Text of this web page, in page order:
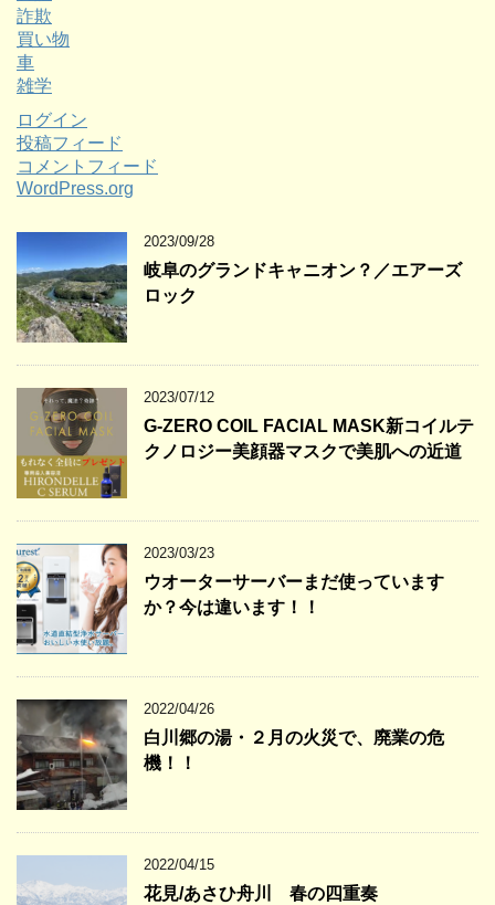
詐欺
買い物
車
雑学
ログイン
投稿フィード
コメントフィード
WordPress.org
2023/09/28
岐阜のグランドキャニオン？／エアーズ
ロック
2023/07/12
G-ZERO COIL FACIAL MASK新コイルテ
クノロジー美顔器マスクで美肌への近道
2023/03/23
ウオーターサーバーまだ使っています
か？今は違います！！
2022/04/26
白川郷の湯・２月の火災で、廃業の危
機！！
2022/04/15
花見/あさひ舟川 春の四重奏